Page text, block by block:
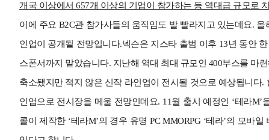
개국 이상에서 657개 이상의 기업이 참가하는 등 역대급 규모로
이에 주요 B2C관 참가사들의 움직임도 발 빨라지고 있는데요.
인업이 공개될 전망입니다.넥슨은 지스타 출범 이후 13년 동안
스폰서까지 맡았습니다. 지난해 역대 최대 규모인 400부스를 마
축소됐지만 적지 않은 신작 라인업이 전시될 것으로 예상됩니다.
인업으로 전시장을 메울 전망인데요. 11월 출시 예정인 ‘테라M’
콜이 제작한 ‘테라M’의 경우 유명 PC MMORPG ‘테라’의 모바